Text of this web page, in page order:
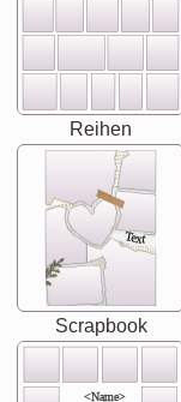
Reihen
Text
Scrapbook
<Name>